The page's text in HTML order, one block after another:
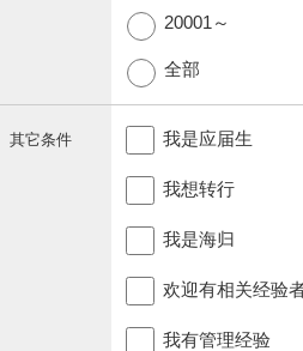
20001～
全部
其它条件 我是应届生
我想转行
我是海归
欢迎有相关经验
我有管理经验